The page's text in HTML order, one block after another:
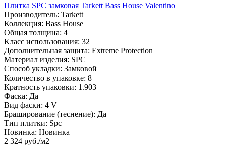
Плитка SPC замковая Tarkett Bass House Valentino
Производитель: Tarkett
Коллекция: Bass House
Общая толщина: 4
Класс использования: 32
Дополнительная защита: Extreme Protection
Материал изделия: SPC
Способ укладки: Замковой
Количество в упаковке: 8
Кратность упаковки: 1.903
Фаска: Да
Вид фаски: 4 V
Браширование (теснение): Да
Тип плитки: Spc
Новинка: Новинка
2 324 руб./м2